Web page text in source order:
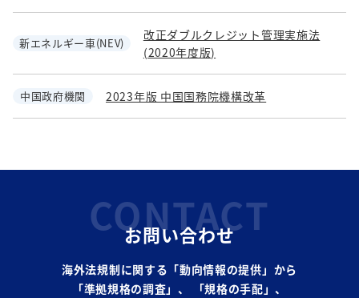
新エネルギー車(NEV)
改正ダブルクレジット管理実施法
(2020年度版)
中国政府機関 2023年版 中国国務院機構改革
CONTACT
お問い合わせ
海外法規制に関する「動向情報の提供」から
「準拠規格の調査」、
「規格の手配」、